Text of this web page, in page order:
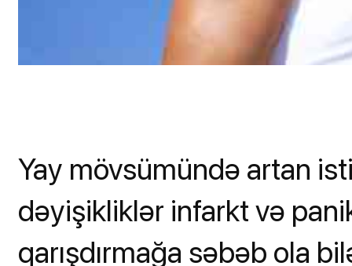
Yay mövsümündə artan
dəyişikliklər infarkt və
qarışdırmağa səbəb ola